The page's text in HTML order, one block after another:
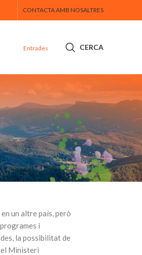
CONTACTA AMB NOSALTRES
Entrades CERCA
un altre país, però
i
la possibilitat de
el Ministeri